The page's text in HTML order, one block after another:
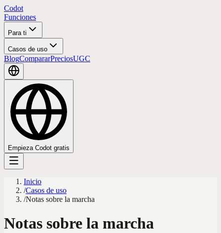
Codot
Funciones
Para ti
Casos de uso
BlogCompararPreciosUGC
Empieza Codot gratis
Inicio
/Casos de uso
/Notas sobre la marcha
Notas sobre la marcha